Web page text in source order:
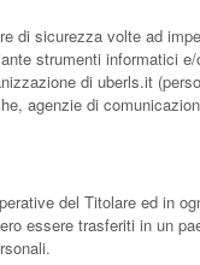
di sicurezza volte ad
strumenti informatici
di uberls.it
agenzie di
del Titolare ed in
essere trasferiti in un